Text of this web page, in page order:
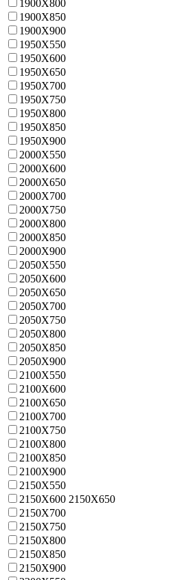
1900X800
1900X850
1900X900
1950X550
1950X600
1950X650
1950X700
1950X750
1950X800
1950X850
1950X900
2000X550
2000X600
2000X650
2000X700
2000X750
2000X800
2000X850
2000X900
2050X550
2050X600
2050X650
2050X700
2050X750
2050X800
2050X850
2050X900
2100X550
2100X600
2100X650
2100X700
2100X750
2100X800
2100X850
2100X900
2150X550
2150X600 2150X650
2150X700
2150X750
2150X800
2150X850
2150X900